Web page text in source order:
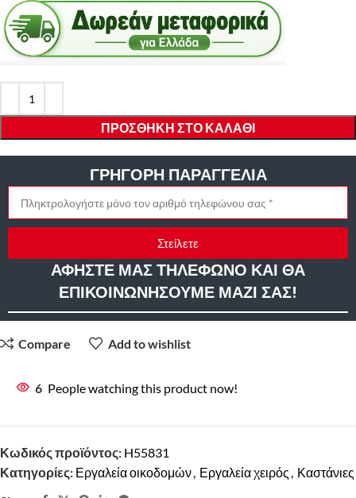
ΠΡΟΣΘΉΚΗ ΣΤΟ ΚΑΛΆΘΙ
ΓΡΗΓΟΡΗ ΠΑΡΑΓΓΕΛΙΑ
Στείλετε
ΑΦΗΣΤΕ ΜΑΣ ΤΗΛΕΦΩΝΟ ΚΑΙ ΘΑ
ΕΠΙΚΟΙΝΩΝΗΣΟΥΜΕ ΜΑΖΙ ΣΑΣ!
Compare Add to wishlist
6 People watching this product now!
Κωδικός προϊόντος:H55831
Κατηγορίες:Εργαλεία οικοδομών, Εργαλεία χειρός, Καστάνιες
που συλλέγονται
για να
στην ιστοσελίδα μας, να
και για
Προστασία
όλων